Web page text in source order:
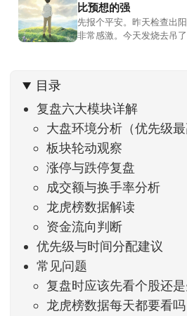
比预想的强
先报个平安。昨天检查出
非常感激。今天发烧去吊
去相差不大，但细看下来
目录
复盘六大模块详解
大盘环境分析（优先级最
板块轮动观察
涨停与跌停复盘
成交额与换手率分析
龙虎榜数据解读
资金流向判断
优先级与时间分配建议
常见问题
复盘时应该先看个股还
龙虎榜数据每天都要看